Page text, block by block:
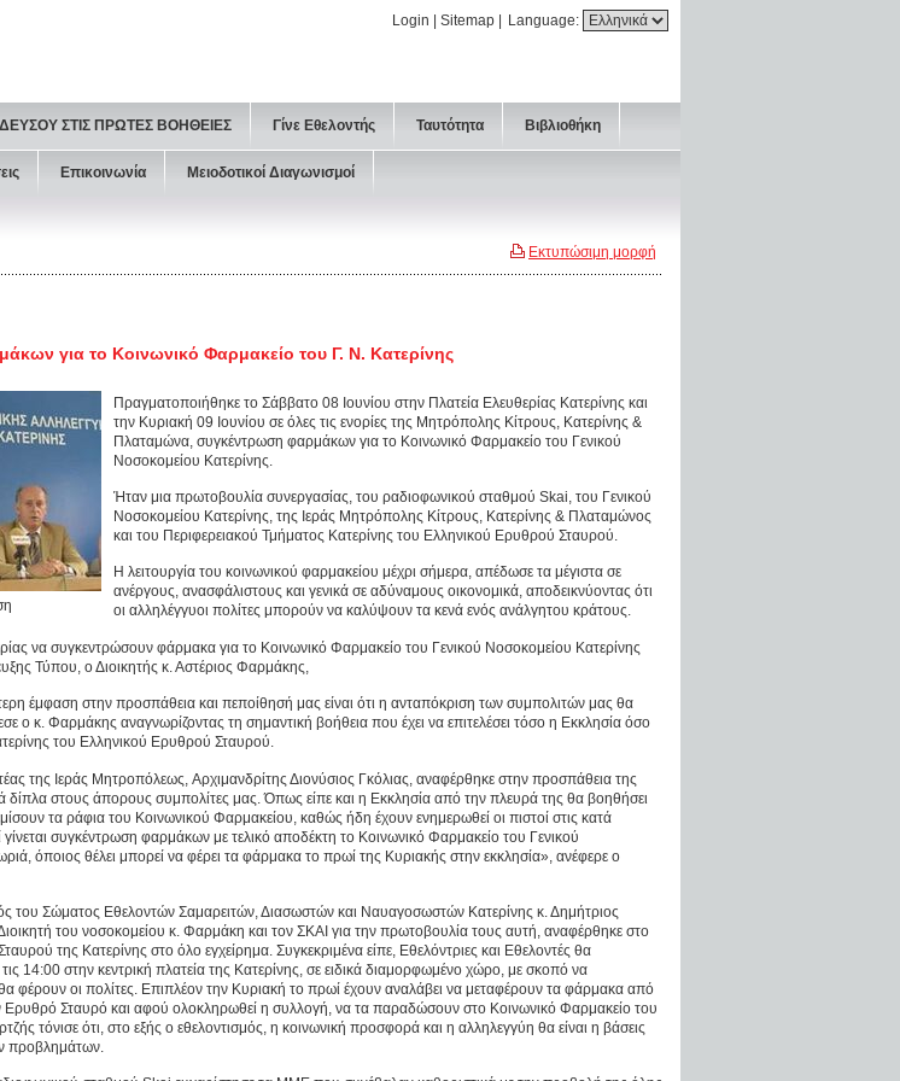
Language:
Login Sitemap
ΣΤΙΣ ΠΡΩΤΕΣ ΒΟΗΘΕΙΕΣ Γίνε Εθελοντής Ταυτότητα Βιβλιοθήκη
Επικοινωνία Μειοδοτικοί Διαγωνισμοί
Εκτυπώσιμη μορφή
για το Κοινωνικό Φαρμακείο του Γ. Ν. Κατερίνης
Πραγματοποιήθηκε το Σάββατο 08 Ιουνίου στην Πλατεία Ελευθερίας Κατερίνης και
την Κυριακή 09 Ιουνίου σε όλες τις ενορίες της Μητρόπολης Κίτρους, Κατερίνης &
Πλαταμώνα, συγκέντρωση φαρμάκων για το Κοινωνικό Φαρμακείο του Γενικού
Νοσοκομείου Κατερίνης.
Ήταν μια πρωτοβουλία συνεργασίας, του ραδιοφωνικού σταθμού Skai, του Γενικού
Νοσοκομείου Κατερίνης, της Ιεράς Μητρόπολης Κίτρους, Κατερίνης & Πλαταμώνος
και του Περιφερειακού Τμήματος Κατερίνης του Ελληνικού Ερυθρού Σταυρού.
Η λειτουργία του κοινωνικού φαρμακείου μέχρι σήμερα, απέδωσε τα μέγιστα σε
ανέργους, ανασφάλιστους και γενικά σε αδύναμους οικονομικά, αποδεικνύοντας ότι
οι αλληλέγγυοι πολίτες μπορούν να καλύψουν τα κενά ενός ανάλγητου κράτους.
να συγκεντρώσουν φάρμακα για το Κοινωνικό Φαρμακείο του Γενικού Νοσοκομείου Κατερίνης
Τύπου, ο Διοικητής κ. Αστέριος Φαρμάκης,
έμφαση στην προσπάθεια και πεποίθησή μας είναι ότι η ανταπόκριση των συμπολιτών μας θα
ο κ. Φαρμάκης αναγνωρίζοντας τη σημαντική βοήθεια που έχει να επιτελέσει τόσο η Εκκλησία όσο
του Ελληνικού Ερυθρού Σταυρού.
της Ιεράς Μητροπόλεως, Aρχιμανδρίτης Διονύσιος Γκόλιας, αναφέρθηκε στην προσπάθεια της
δίπλα στους άπορους συμπολίτες μας. Όπως είπε και η Εκκλησία από την πλευρά της θα βοηθήσει
τα ράφια του Κοινωνικού Φαρμακείου, καθώς ήδη έχουν ενημερωθεί οι πιστοί στις κατά
γίνεται συγκέντρωση φαρμάκων με τελικό αποδέκτη το Κοινωνικό Φαρμακείο του Γενικού
όποιος θέλει μπορεί να φέρει τα φάρμακα το πρωί της Κυριακής στην εκκλησία», ανέφερε ο
του Σώματος Εθελοντών Σαμαρειτών, Διασωστών και Ναυαγοσωστών Κατερίνης κ. Δημήτριος
του νοσοκομείου κ. Φαρμάκη και τον ΣΚΑΙ για την πρωτοβουλία τους αυτή, αναφέρθηκε στο
της Κατερίνης στο όλο εγχείρημα. Συγκεκριμένα είπε, Εθελόντριες και Εθελοντές θα
14:00 στην κεντρική πλατεία της Κατερίνης, σε ειδικά διαμορφωμένο χώρο, με σκοπό να
οι πολίτες. Επιπλέον την Κυριακή το πρωί έχουν αναλάβει να μεταφέρουν τα φάρμακα από
Ερυθρό Σταυρό και αφού ολοκληρωθεί η συλλογή, να τα παραδώσουν στο Κοινωνικό Φαρμακείο του
τόνισε ότι, στο εξής ο εθελοντισμός, η κοινωνική προσφορά και η αλληλεγγύη θα είναι η βάσεις
προβλημάτων.